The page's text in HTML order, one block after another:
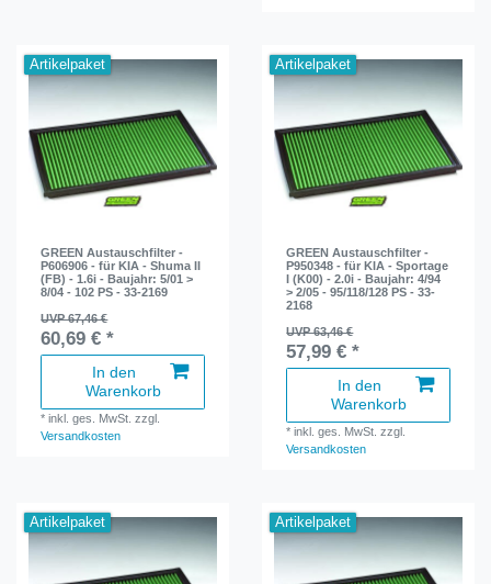
Artikelpaket
GREEN Austauschfilter -
P606906 - für KIA - Shuma II
(FB) - 1.6i - Baujahr: 5/01 >
8/04 - 102 PS - 33-2169
UVP 67,46 €
60,69 € *
In den
Warenkorb
*inkl. ges. MwSt. zzgl.
Versandkosten
Artikelpaket
GREEN Austauschfilter -
P950348 - für KIA - Sportage
I (K00) - 2.0i - Baujahr: 4/94
> 2/05 - 95/118/128 PS - 33-
2168
UVP 63,46 €
57,99 € *
In den
Warenkorb
*inkl. ges. MwSt. zzgl.
Versandkosten
Artikelpaket Artikelpaket